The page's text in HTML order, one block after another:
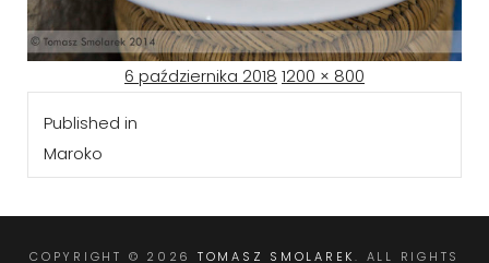
Posted
6 października 2018 Full
1200 × 800
Nawigacja
wpisu
Published in
Maroko
COPYRIGHT © 2026 TOMASZ SMOLAREK. ALL RIGHTS